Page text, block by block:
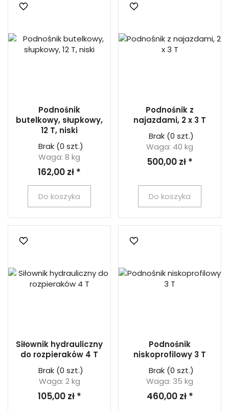
Podnośnik
butelkowy, słupkowy,
12 T, niski
Brak(0 szt.)
Waga: 8 kg
162,00 zł *
Do koszyka
Podnośnik z
najazdami, 2 x 3 T
Brak(0 szt.)
Waga: 40 kg
500,00 zł *
Do koszyka
Siłownik hydrauliczny
do rozpieraków 4 T
Brak(0 szt.)
Waga: 2 kg
105,00 zł *
Podnośnik
niskoprofilowy 3 T
Brak(0 szt.)
Waga: 35 kg
460,00 zł *